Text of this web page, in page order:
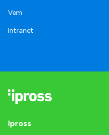
Vem
Intranet
Ipross